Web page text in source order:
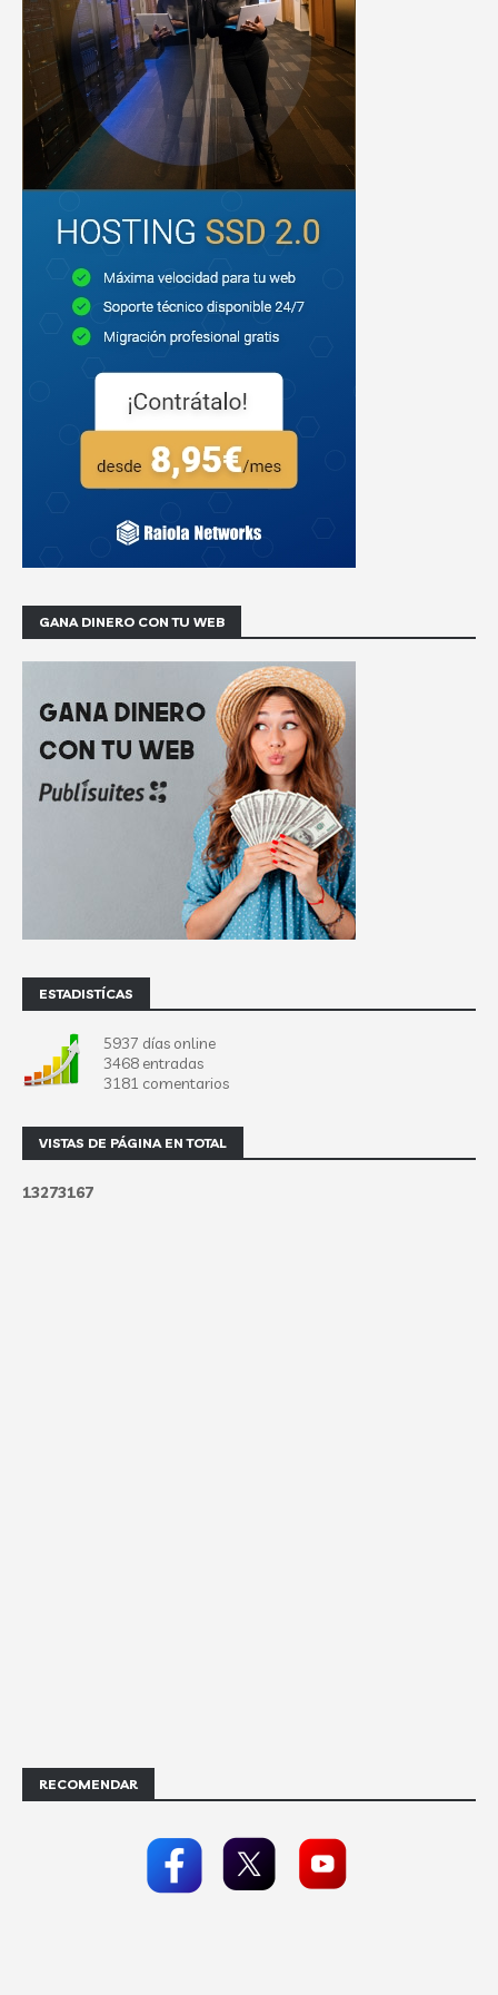
GANA DINERO CON TU WEB
ESTADISTÍCAS
5937 días online
3468 entradas
3181 comentarios
VISTAS DE PÁGINA EN TOTAL
13273167
RECOMENDAR